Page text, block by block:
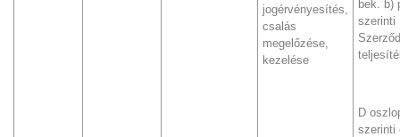
jogérvényesítés,
csalás
megelőzése,
kezelése
bek. b)
szerinti
D
szerinti